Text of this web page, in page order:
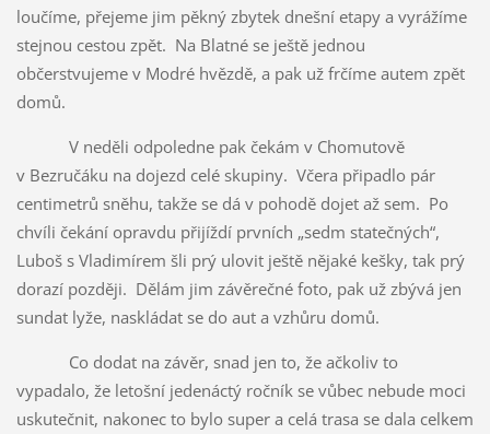
loučíme, přejeme jim pěkný zbytek dnešní etapy a vyrážíme
stejnou cestou zpět. Na Blatné se ještě jednou
občerstvujeme v Modré hvězdě, a pak už frčíme autem zpět
domů.
V neděli odpoledne pak čekám v Chomutově
v Bezručáku na dojezd celé skupiny. Včera připadlo pár
centimetrů sněhu, takže se dá v pohodě dojet až sem. Po
chvíli čekání opravdu přijíždí prvních „sedm statečných“,
Luboš s Vladimírem šli prý ulovit ještě nějaké kešky, tak prý
dorazí později. Dělám jim závěrečné foto, pak už zbývá jen
sundat lyže, naskládat se do aut a vzhůru domů.
Co dodat na závěr, snad jen to, že ačkoliv to
vypadalo, že letošní jedenáctý ročník se vůbec nebude moci
uskutečnit, nakonec to bylo super a celá trasa se dala celkem